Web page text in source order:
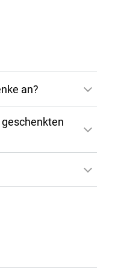
und
,
an?